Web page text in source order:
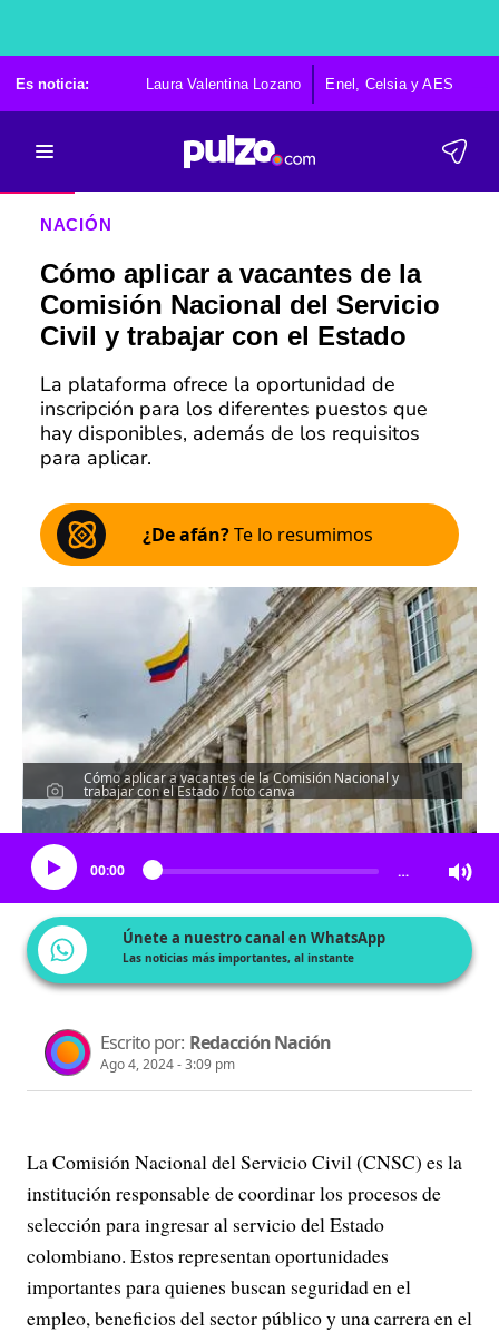
Es noticia: Laura Valentina Lozano Enel, Celsia y AES
NACIÓN
Cómo aplicar a vacantes de la
Comisión Nacional del Servicio
Civil y trabajar con el Estado
La plataforma ofrece la oportunidad de
inscripción para los diferentes puestos que
hay disponibles, además de los requisitos
para aplicar.
¿De afán?Te lo resumimos
Cómo aplicar a vacantes de la Comisión Nacional y
trabajar con el Estado / foto canva
Escucha el artículo
00:00 …
Únete a nuestro canal en WhatsApp
Las noticias más importantes, al instante
Escrito por: Redacción Nación
Ago 4, 2024 - 3:09 pm
La Comisión Nacional del Servicio Civil (CNSC) es la
institución responsable de coordinar los procesos de
selección para ingresar al servicio del Estado
colombiano. Estos representan oportunidades
importantes para quienes buscan seguridad en el
empleo, beneficios del sector público y una carrera en el